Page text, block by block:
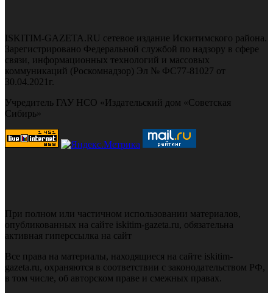
ISKITIM-GAZETA.RU сетевое издание Искитимского района.
Зарегистрировано Федеральной службой по надзору в сфере
связи, информационных технологий и массовых
коммуникаций (Роскомнадзор) Эл № ФС77-81027 от
30.04.2021г.
Учредитель ГАУ НСО «Издательский дом «Советская
Сибирь»
При полном или частичном использовании материалов,
опубликованных на сайте iskitim-gazeta.ru, обязательна
активная гиперссылка на сайт
Все права на материалы, находящиеся на сайте iskitim-
gazeta.ru, охраняются в соответствии с законодательством РФ,
в том числе, об авторском праве и смежных правах.